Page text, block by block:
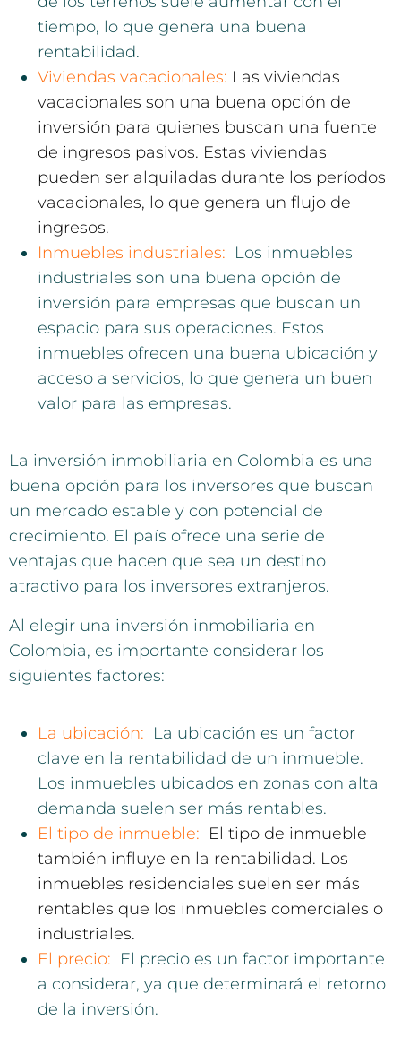
tiempo, lo que genera una buena
rentabilidad.
Viviendas vacacionales: Las viviendas
vacacionales son una buena opción de
inversión para quienes buscan una fuente
de ingresos pasivos. Estas viviendas
pueden ser alquiladas durante los períodos
vacacionales, lo que genera un flujo de
ingresos.
Inmuebles industriales: Los inmuebles
industriales son una buena opción de
inversión para empresas que buscan un
espacio para sus operaciones. Estos
inmuebles ofrecen una buena ubicación y
acceso a servicios, lo que genera un buen
valor para las empresas.
La inversión inmobiliaria en Colombia es una
buena opción para los inversores que buscan
un mercado estable y con potencial de
crecimiento. El país ofrece una serie de
ventajas que hacen que sea un destino
atractivo para los inversores extranjeros.
Al elegir una inversión inmobiliaria en
Colombia, es importante considerar los
siguientes factores:
La ubicación: La ubicación es un factor
clave en la rentabilidad de un inmueble.
Los inmuebles ubicados en zonas con alta
demanda suelen ser más rentables.
El tipo de inmueble: El tipo de inmueble
también influye en la rentabilidad. Los
inmuebles residenciales suelen ser más
rentables que los inmuebles comerciales o
industriales.
El precio: El precio es un factor importante
a considerar, ya que determinará el retorno
de la inversión.